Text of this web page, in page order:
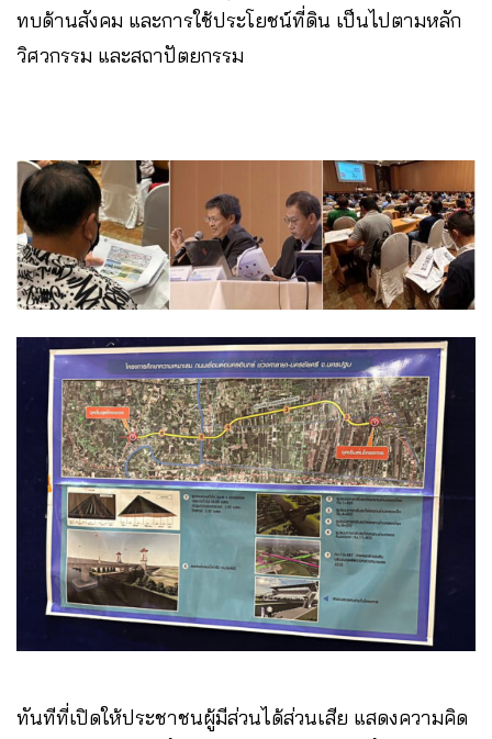
ทบด้านสังคม และการใช้ประโยชน์ที่ดิน เป็นไปตามหลัก
วิศวกรรม และสถาปัตยกรรม
ทันทีที่เปิดให้ประชาชนผู้มีส่วนได้ส่วนเสีย แสดงความคิด